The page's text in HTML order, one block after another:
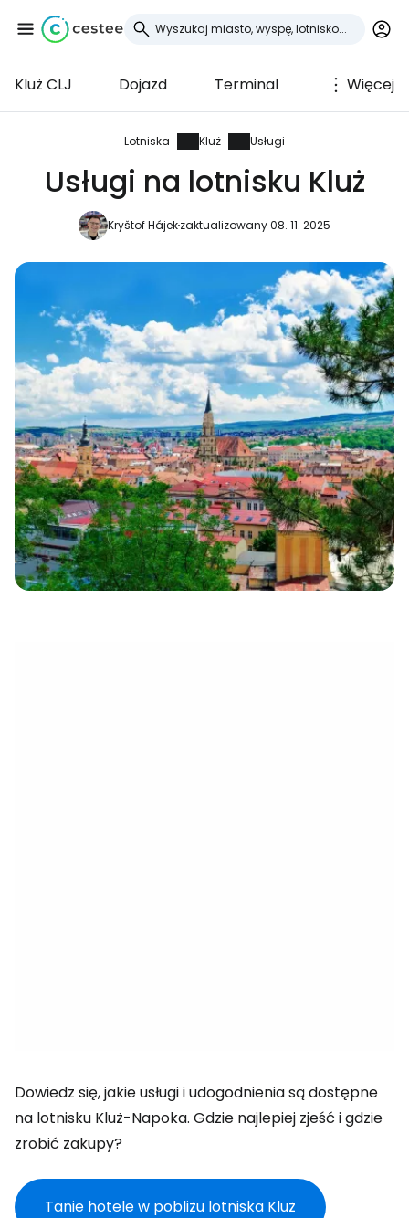
Kluż CLJ Dojazd Terminal Więcej
Lotniska Kluż Usługi
Usługi na lotnisku Kluż
Kryštof Hájekzaktualizowany 08. 11. 2025
Dowiedz się, jakie usługi i udogodnienia są dostępne
na lotnisku Kluż-Napoka. Gdzie najlepiej zjeść i gdzie
zrobić zakupy?
Tanie hotele w pobliżu lotniska Kluż
Zaloguj się do
Cestee
... światowej społeczności podróżniczej
Kontynuuj z Facebookiem
Kontynuuj z e-mailem